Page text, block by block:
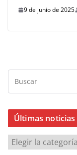
9 de junio de 2025
Últimas noticias
Ú
l